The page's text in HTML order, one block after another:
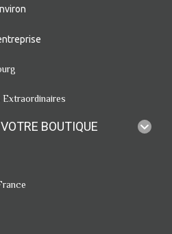
BOUTIQUE